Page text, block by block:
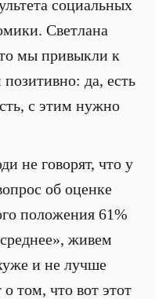
социальных
Светлана
мы привыкли к
да, есть
с этим нужно
не говорят, что у
об оценке
положения 61%
живем
и не лучше
том, что вот этот